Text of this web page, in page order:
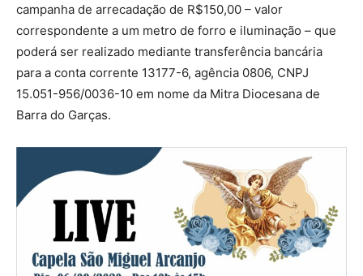
campanha de arrecadação de R$150,00 – valor
correspondente a um metro de forro e iluminação – que
poderá ser realizado mediante transferência bancária
para a conta corrente 13177-6, agência 0806, CNPJ
15.051-956/0036-10 em nome da Mitra Diocesana de
Barra do Garças.